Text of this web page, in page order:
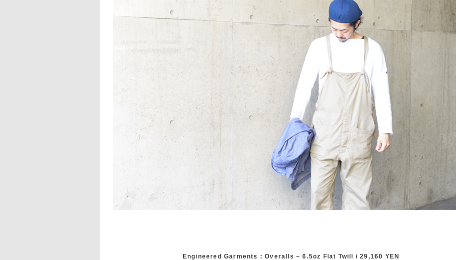
Engineered Garments : Overalls – 6.5oz Flat Twill / 29,160 YEN